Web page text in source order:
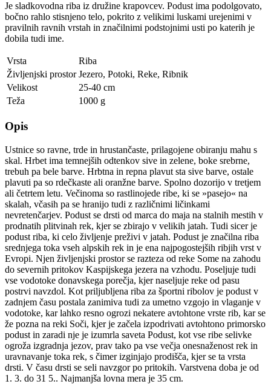
Je sladkovodna riba iz družine krapovcev. Podust ima podolgovato,
bočno rahlo stisnjeno telo, pokrito z velikimi luskami urejenimi v
pravilnih ravnih vrstah in značilnimi podstojnimi usti po katerih je
dobila tudi ime.
Vrsta
Riba
Življenjski prostor Jezero, Potoki, Reke, Ribnik
Velikost
25-40 cm
Teža
1000 g
Opis
Ustnice so ravne, trde in hrustančaste, prilagojene obiranju mahu s
skal. Hrbet ima temnejših odtenkov sive in zelene, boke srebrne,
trebuh pa bele barve. Hrbtna in repna plavut sta sive barve, ostale
plavuti pa so rdečkaste ali oranžne barve. Spolno dozorijo v tretjem
ali četrtem letu. Večinoma so rastlinojede ribe, ki se »pasejo« na
skalah, včasih pa se hranijo tudi z različnimi ličinkami
nevretenčarjev. Podust se drsti od marca do maja na stalnih mestih v
prodnatih plitvinah rek, kjer se zbirajo v velikih jatah. Tudi sicer je
podust riba, ki celo življenje preživi v jatah. Podust je značilna riba
srednjega toka vseh alpskih rek in je ena najpogostejših ribjih vrst v
Evropi. Njen življenjski prostor se razteza od reke Some na zahodu
do severnih pritokov Kaspijskega jezera na vzhodu. Poseljuje tudi
vse vodotoke donavskega porečja, kjer naseljuje reke od pasu
postrvi navzdol. Kot priljubljena riba za športni ribolov je podust v
zadnjem času postala zanimiva tudi za umetno vzgojo in vlaganje v
vodotoke, kar lahko resno ogrozi nekatere avtohtone vrste rib, kar se
že pozna na reki Soči, kjer je začela izpodrivati avtohtono primorsko
podust in zaradi nje je izumrla saveta Podust, kot vse ribe selivke
ogroža izgradnja jezov, prav tako pa vse večja onesnaženost rek in
uravnavanje toka rek, s čimer izginjajo prodišča, kjer se ta vrsta
drsti. V času drsti se seli navzgor po pritokih. Varstvena doba je od
1. 3. do 31 5.. Najmanjša lovna mera je 35 cm.